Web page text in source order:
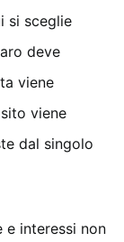
si sceglie
deve
viene
viene
dal singolo
e interessi non